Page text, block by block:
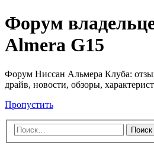
Форум
Almera G15
Форум Ниссан Альмера Клуба:
драйв, новости, обзоры,
Пропустить
Поиск